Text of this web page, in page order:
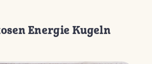
Energie Kugeln